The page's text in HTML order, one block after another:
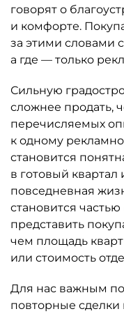
говорят о
и комфорте.
за этими словами
а где — только
Сильную
сложнее продать,
перечисляемых
к одному
становится
в готовый квартал
повседневная
становится
представить
чем площадь
или стоимость
Для нас важным
повторные сделки